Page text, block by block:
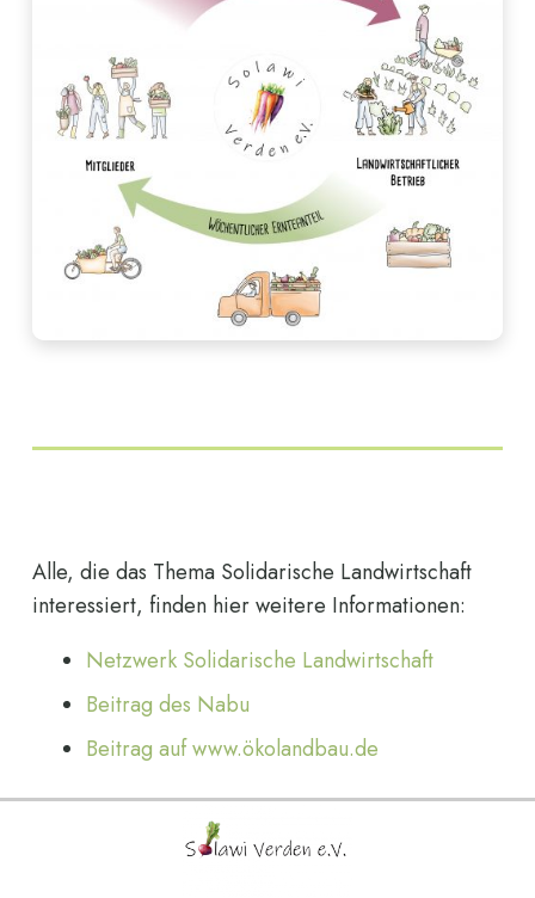
Alle, die das Thema Solidarische Landwirtschaft
interessiert, finden hier weitere Informationen:
Netzwerk Solidarische Landwirtschaft
Beitrag des Nabu
Beitrag auf www.ökolandbau.de